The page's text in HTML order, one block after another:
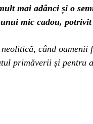
mai adânci și o
mic cadou, potrivit
când oamenii
primăverii și pentru